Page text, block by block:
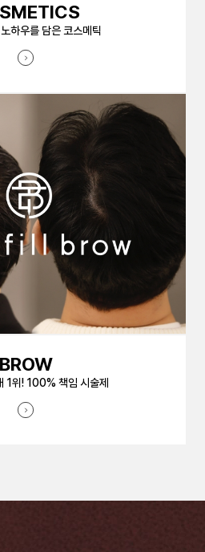
하우를 담은 코스메틱
BROW
1위! 100% 책임 시술제